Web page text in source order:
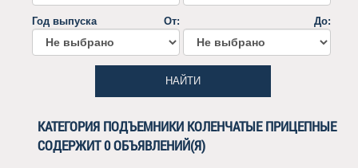
Год выпуска От: До:
НАЙТИ
КАТЕГОРИЯ ПОДЪЕМНИКИ КОЛЕНЧАТЫЕ ПРИЦЕПНЫЕ
СОДЕРЖИТ 0 ОБЪЯВЛЕНИЙ(Я)